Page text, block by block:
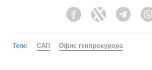
FacebookTwitter
Теги: САП Офис генпрокурора